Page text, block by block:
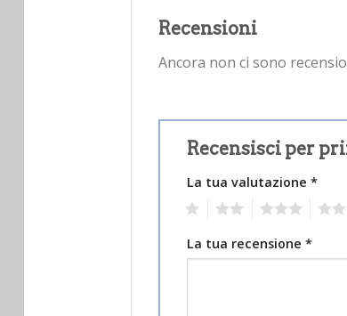
Recensioni
Ancora non ci sono
Recensisci per
La tua valutazione *
La tua recensione *